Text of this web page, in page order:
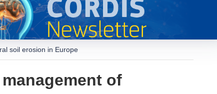
soil erosion in Europe
of